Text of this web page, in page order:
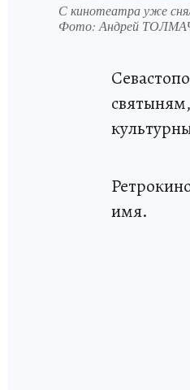
С кинотеатра уже
Фото: Андрей
имя.